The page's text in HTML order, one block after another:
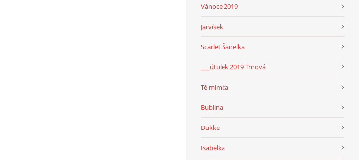
Vánoce 2019
Jarvísek
Scarlet Šanelka
___útulek 2019 Trnová
Té mimča
Bublina
Dukke
Isabelka